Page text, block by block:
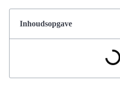
Inhoudsopgave